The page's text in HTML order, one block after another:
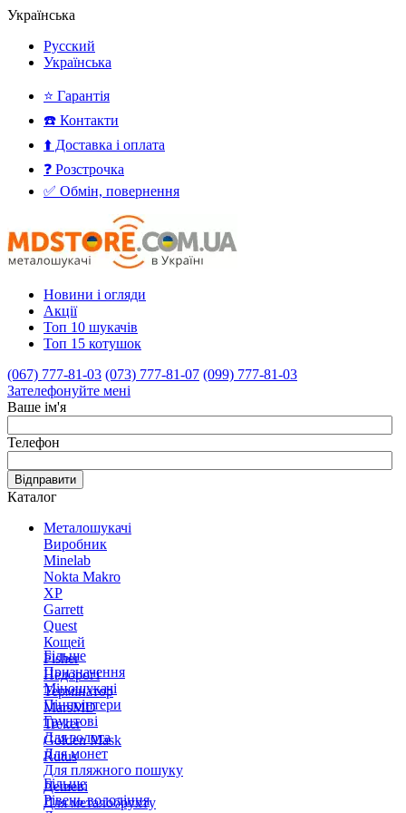
Українська
Русский
Українська
⭐ Гарантія
☎️ Контакти
⬆️ Доставка і оплата
❓ Розстрочка
✅ Обмін, повернення
Новини і огляди
Акції
Топ 10 шукачів
Топ 15 котушок
(067) 777-81-03 (073) 777-81-07 (099) 777-81-03
Зателефонуйте мені
Ваше ім'я
Телефон
Відправити
Каталог
Металошукачі
Виробник
Minelab
Nokta Makro
XP
Garrett
Quest
Кощей
Fisher
Недорогі
Термінатор
MarsMD
Treker
Golden Mask
Rutus
Більше
Призначення
Міношукачі
Пінпоінтери
Грунтові
Для золота
Для монет
Для пляжного пошуку
Дешеві
Для металобрухту
Більше
Рівень володіння